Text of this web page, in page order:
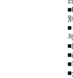
■
■
■
■